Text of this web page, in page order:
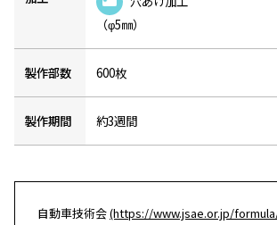
（φ5㎜）
製作部数 600枚
製作期間 約3週間
自動車技術会(https://www.jsae.or.jp/